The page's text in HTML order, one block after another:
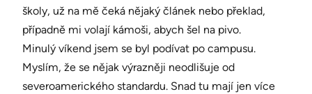
školy, už na mě čeká nějaký článek nebo překlad,
případně mi volají kámoši, abych šel na pivo.
Minulý víkend jsem se byl podívat po campusu.
Myslím, že se nějak výrazněji neodlišuje od
severoamerického standardu. Snad tu mají jen více